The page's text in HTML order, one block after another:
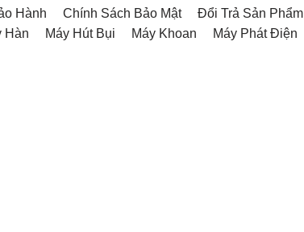
Hành Chính Sách Bảo Mật Đổi Trả Sản Phẩm
Hàn Máy Hút Bụi Máy Khoan Máy Phát Điện